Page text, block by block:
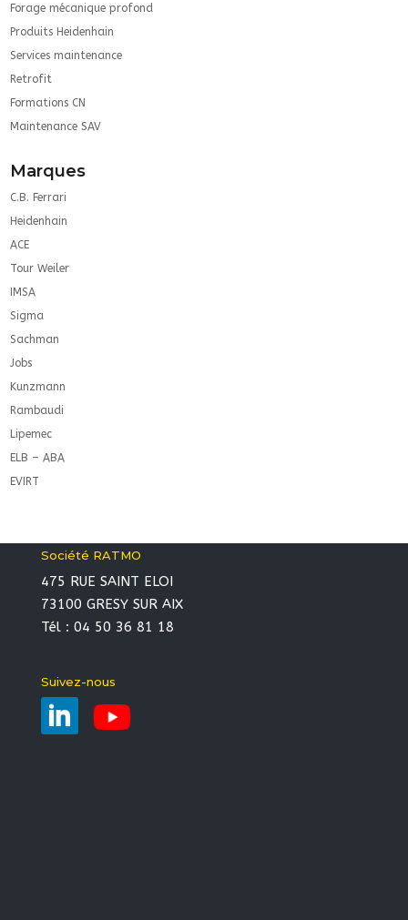
Forage mécanique profond
Produits Heidenhain
Services maintenance
Retrofit
Formations CN
Maintenance SAV
Marques
C.B. Ferrari
Heidenhain
ACE
Tour Weiler
IMSA
Sigma
Sachman
Jobs
Kunzmann
Rambaudi
Lipemec
ELB – ABA
EVIRT
Société RATMO
475 RUE SAINT ELOI
73100 GRESY SUR AIX
Tél : 04 50 36 81 18
Suivez-nous